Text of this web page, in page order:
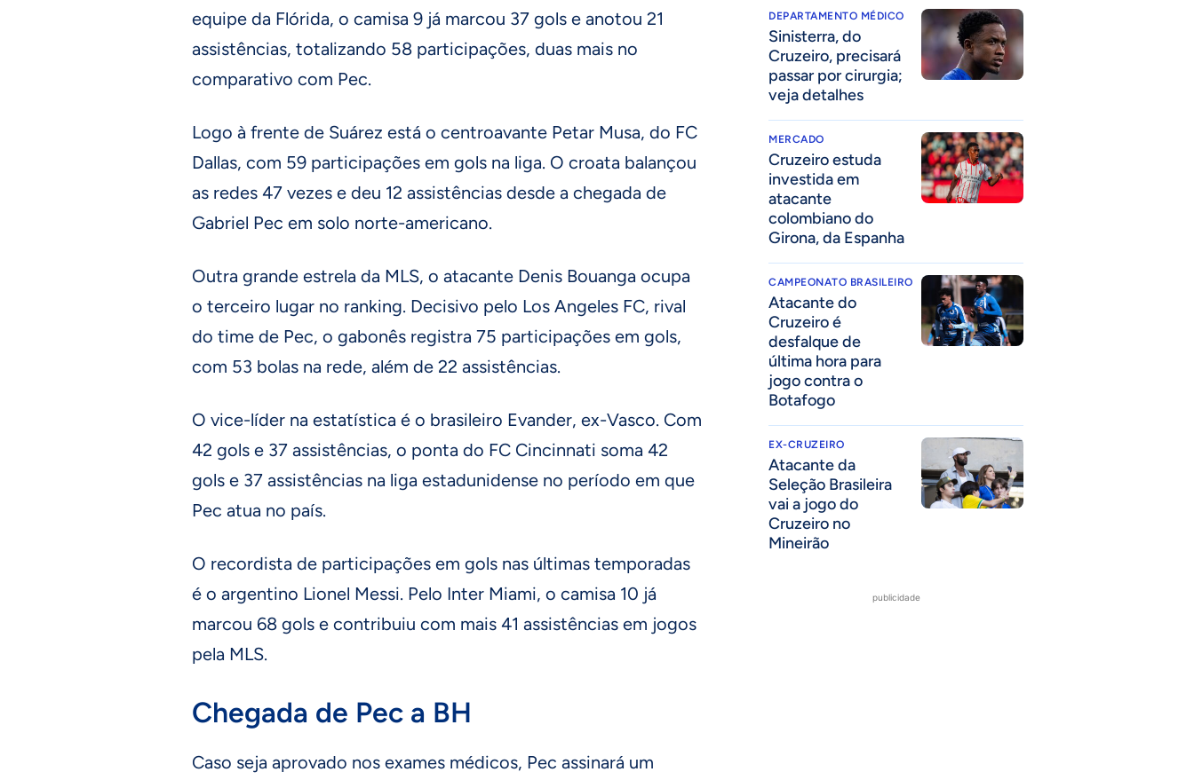
equipe da Flórida, o camisa 9 já marcou 37 gols e anotou 21
assistências, totalizando 58 participações, duas mais no
comparativo com Pec.
Logo à frente de Suárez está o centroavante Petar Musa, do FC
Dallas, com 59 participações em gols na liga. O croata balançou
as redes 47 vezes e deu 12 assistências desde a chegada de
Gabriel Pec em solo norte-americano.
Outra grande estrela da MLS, o atacante Denis Bouanga ocupa
o terceiro lugar no ranking. Decisivo pelo Los Angeles FC, rival
do time de Pec, o gabonês registra 75 participações em gols,
com 53 bolas na rede, além de 22 assistências.
O vice-líder na estatística é o brasileiro Evander, ex-Vasco. Com
42 gols e 37 assistências, o ponta do FC Cincinnati soma 42
gols e 37 assistências na liga estadunidense no período em que
Pec atua no país.
O recordista de participações em gols nas últimas temporadas
é o argentino Lionel Messi. Pelo Inter Miami, o camisa 10 já
marcou 68 gols e contribuiu com mais 41 assistências em jogos
pela MLS.
Chegada de Pec a BH
Caso seja aprovado nos exames médicos, Pec assinará um
DEPARTAMENTO MÉDICO
Sinisterra, do
Cruzeiro, precisará
passar por cirurgia;
veja detalhes
MERCADO
Cruzeiro estuda
investida em
atacante
colombiano do
Girona, da Espanha
CAMPEONATO BRASILEIRO
Atacante do
Cruzeiro é
desfalque de
última hora para
jogo contra o
Botafogo
EX-CRUZEIRO
Atacante da
Seleção Brasileira
vai a jogo do
Cruzeiro no
Mineirão
publicidade